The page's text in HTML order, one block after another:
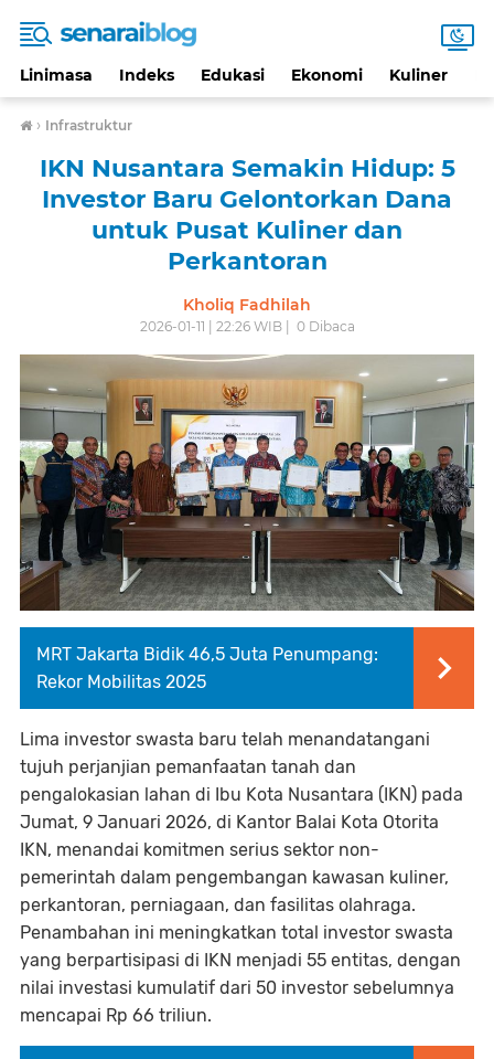
Linimasa Indeks Edukasi Ekonomi Kuliner
› Infrastruktur
IKN Nusantara Semakin Hidup: 5
Investor Baru Gelontorkan Dana
untuk Pusat Kuliner dan
Perkantoran
Kholiq Fadhilah
2026-01-11 | 22:26 WIB | 0Dibaca
MRT Jakarta Bidik 46,5 Juta Penumpang:
Rekor Mobilitas 2025
Lima investor swasta baru telah menandatangani
tujuh perjanjian pemanfaatan tanah dan
pengalokasian lahan di Ibu Kota Nusantara (IKN) pada
Jumat, 9 Januari 2026, di Kantor Balai Kota Otorita
IKN, menandai komitmen serius sektor non-
pemerintah dalam pengembangan kawasan kuliner,
perkantoran, perniagaan, dan fasilitas olahraga.
Penambahan ini meningkatkan total investor swasta
yang berpartisipasi di IKN menjadi 55 entitas, dengan
nilai investasi kumulatif dari 50 investor sebelumnya
mencapai Rp 66 triliun.